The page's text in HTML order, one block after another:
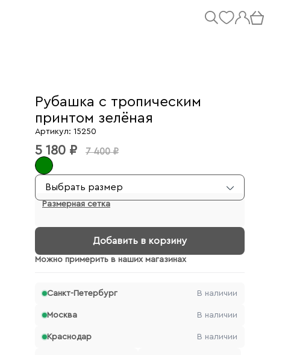
Рубашка с тропическим
принтом зелёная
Артикул: 15250
5 180 ₽ 7 400 ₽
Выбрать размер
Размерная сетка
Добавить в корзину
Можно примерить в наших магазинах
Санкт-Петербург В наличии
Москва В наличии
Краснодар В наличии